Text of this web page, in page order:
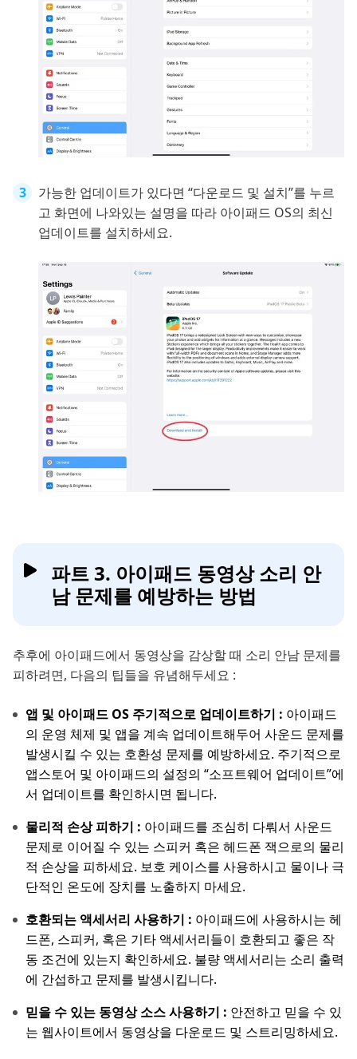
가능한 업데이트가 있다면 “다운로드 및 설치”를 누르
고 화면에 나와있는 설명을 따라 아이패드 OS의 최신
업데이트를 설치하세요.
파트 3. 아이패드 동영상 소리 안
남 문제를 예방하는 방법
추후에 아이패드에서 동영상을 감상할 때 소리 안남 문제를
피하려면, 다음의 팁들을 유념해두세요 :
앱 및 아이패드 OS 주기적으로 업데이트하기 : 아이패드
의 운영 체제 및 앱을 계속 업데이트해두어 사운드 문제를
발생시킬 수 있는 호환성 문제를 예방하세요. 주기적으로
앱스토어 및 아이패드의 설정의 “소프트웨어 업데이트”에
서 업데이트를 확인하시면 됩니다.
물리적 손상 피하기 : 아이패드를 조심히 다뤄서 사운드
문제로 이어질 수 있는 스피커 혹은 헤드폰 잭으로의 물리
적 손상을 피하세요. 보호 케이스를 사용하시고 물이나 극
단적인 온도에 장치를 노출하지 마세요.
호환되는 액세서리 사용하기 : 아이패드에 사용하시는 헤
드폰, 스피커, 혹은 기타 액세서리들이 호환되고 좋은 작
동 조건에 있는지 확인하세요. 불량 액세서리는 소리 출력
에 간섭하고 문제를 발생시킵니다.
믿을 수 있는 동영상 소스 사용하기 : 안전하고 믿을 수 있
는 웹사이트에서 동영상을 다운로드 및 스트리밍하세요.